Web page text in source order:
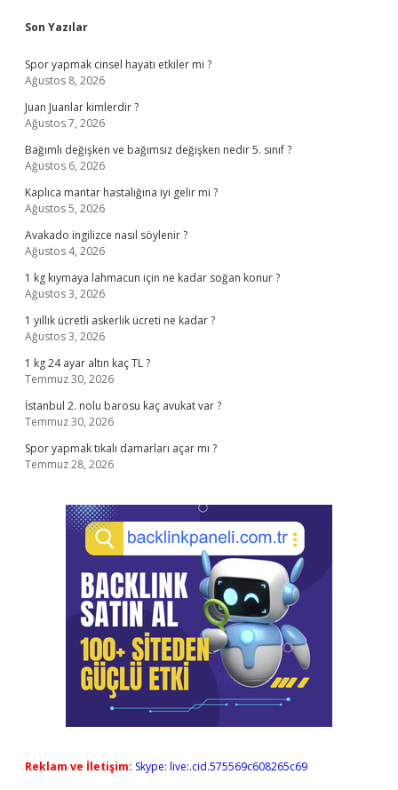
Sidebar
Son Yazılar
Spor yapmak cinsel hayatı etkiler mi ?
Ağustos 8, 2026
Juan Juanlar kimlerdir ?
Ağustos 7, 2026
Bağımlı değişken ve bağımsız değişken nedir 5. sınıf ?
Ağustos 6, 2026
Kaplıca mantar hastalığına iyi gelir mi ?
Ağustos 5, 2026
Avakado ingilizce nasıl söylenir ?
Ağustos 4, 2026
1 kg kıymaya lahmacun için ne kadar soğan konur ?
Ağustos 3, 2026
1 yıllık ücretli askerlik ücreti ne kadar ?
Ağustos 3, 2026
1 kg 24 ayar altın kaç TL ?
Temmuz 30, 2026
İstanbul 2. nolu barosu kaç avukat var ?
Temmuz 30, 2026
Spor yapmak tıkalı damarları açar mı ?
Temmuz 28, 2026
Reklam ve İletişim: Skype: live:.cid.575569c608265c69